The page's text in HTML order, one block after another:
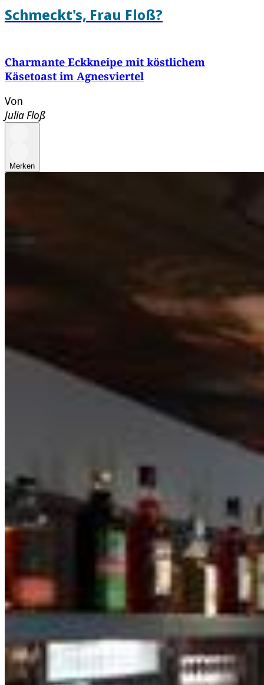
Schmeckt's, Frau Floß?
Charmante Eckkneipe mit köstlichem
Käsetoast im Agnesviertel
Von
Julia Floß
Merken